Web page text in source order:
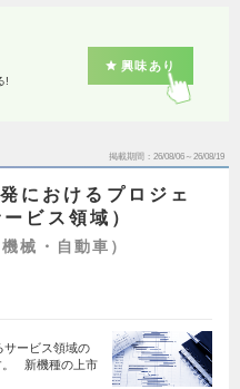
!
興味あり
掲載期間 26/08/06～26/08/19
におけるプロジェ
ビス領域）
械・自動車）
サービス領域の
。 新機種の上市